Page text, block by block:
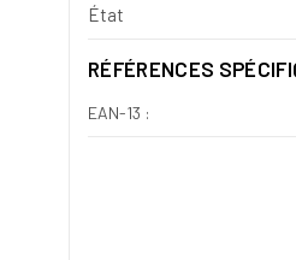
État
RÉFÉRENCES
EAN-13 :